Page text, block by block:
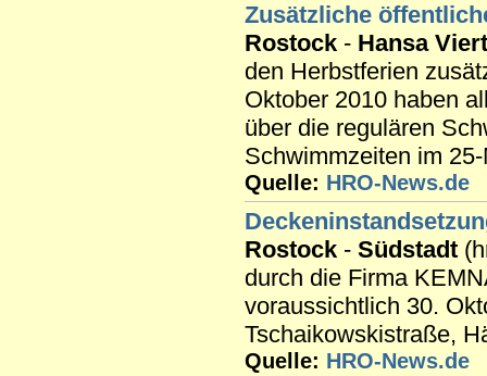
Zusätzliche
Rostock - Hansa
den Herbstferien
Oktober 2010 haben
über die regulären
Schwimmzeiten im
Quelle: HRO-News.de
Rostock - Südstadt
durch die Firma
voraussichtlich 30.
Tschaikowskistraße,
Quelle: HRO-News.de